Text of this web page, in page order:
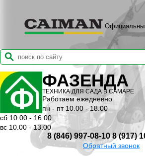
ФАЗЕНДА
ТЕХНИКА ДЛЯ САДА В САМАРЕ
Работаем ежедневно
пн - пт 10.00 - 18.00
сб 10.00 - 16.00
вс 10.00 - 13.00
8 (846) 997-08-10 8 (917)
Обратный звонок